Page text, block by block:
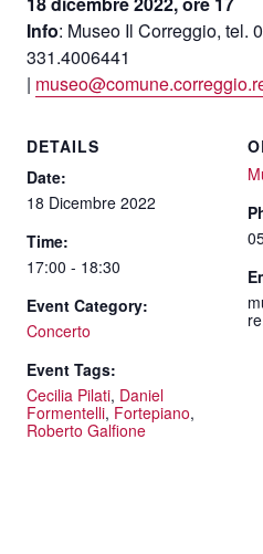
Info: Museo Il Correggio, tel.
331.4006441
|
DETAILS
Date:
18 Dicembre 2022
Time:
17:00 - 18:30
Event Category:
Concerto
Event Tags:
Cecilia Pilati, Daniel
Formentelli, Fortepiano,
Roberto Galfione